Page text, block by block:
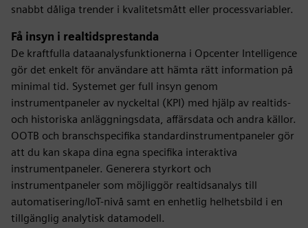
snabbt dåliga trender i kvalitetsmått eller processvariabler.
Få insyn i realtidsprestanda
De kraftfulla dataanalysfunktionerna i Opcenter Intelligence
gör det enkelt för användare att hämta rätt information på
minimal tid. Systemet ger full insyn genom
instrumentpaneler av nyckeltal (KPI) med hjälp av realtids-
och historiska anläggningsdata, affärsdata och andra källor.
OOTB och branschspecifika standardinstrumentpaneler gör
att du kan skapa dina egna specifika interaktiva
instrumentpaneler. Generera styrkort och
instrumentpaneler som möjliggör realtidsanalys till
automatisering/IoT-nivå samt en enhetlig helhetsbild i en
tillgänglig analytisk datamodell.